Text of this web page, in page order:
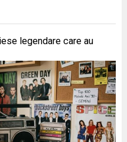
legendare care au